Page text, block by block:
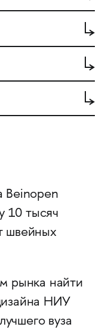
Beinopen
10 тысяч
швейных
рынка найти
НИУ
вуза